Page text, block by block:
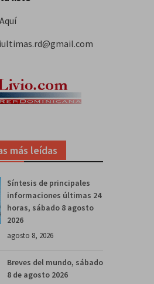
más leídas
Síntesis de principales
informaciones últimas 24
horas, sábado 8 agosto
2026
agosto 8, 2026
Breves del mundo, sábado
8 de agosto 2026